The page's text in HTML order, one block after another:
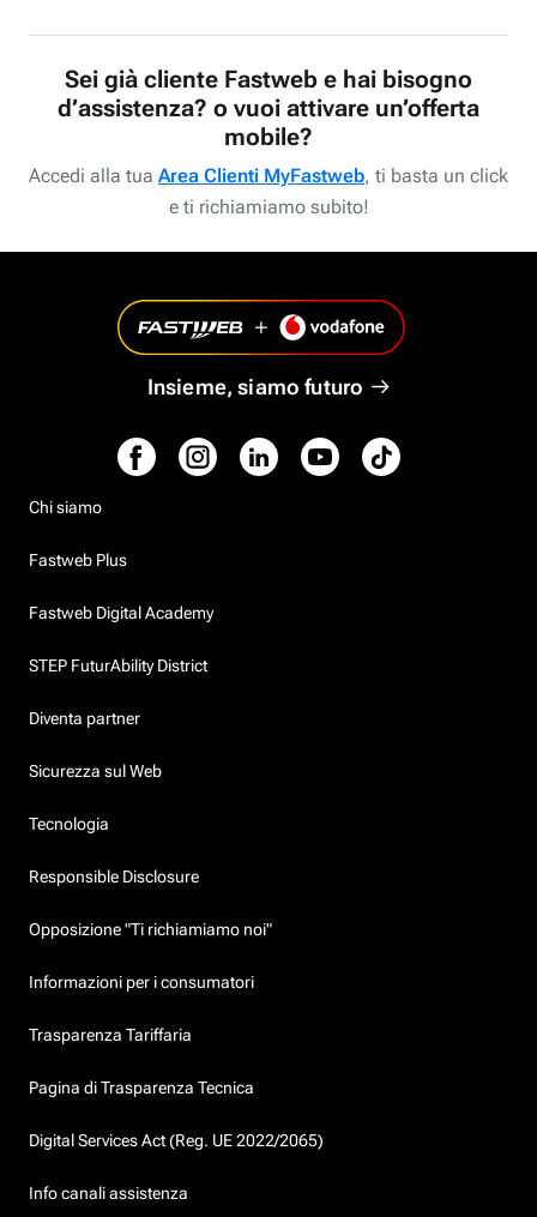
Sei già cliente Fastweb e hai bisogno
d’assistenza? o vuoi attivare un’offerta
mobile?
Accedi alla tua Area Clienti MyFastweb, ti basta un click
e ti richiamiamo subito!
Insieme, siamo futuro
Chi siamo
Fastweb Plus
Fastweb Digital Academy
STEP FuturAbility District
Diventa partner
Sicurezza sul Web
Tecnologia
Responsible Disclosure
Opposizione "Ti richiamiamo noi"
Informazioni per i consumatori
Trasparenza Tariffaria
Pagina di Trasparenza Tecnica
Digital Services Act (Reg. UE 2022/2065)
Info canali assistenza